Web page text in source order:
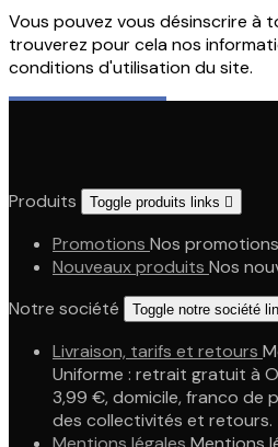
Vous pouvez vous désinscrire à
trouverez pour cela nos
conditions d'utilisation du site.
Produits Toggle produits links 
Promotions Nos promotions
Nouveaux produits Nos
Notre société
Toggle notre société
Livraison, tarifs et retours
Uniforme : retrait gratuit à
3,99 €, domicile, franco de
des collectivités et retours.